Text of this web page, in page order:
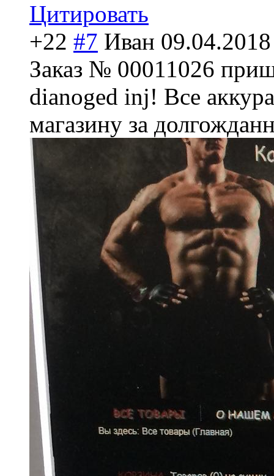
Цитировать
+22 #7 Иван
Заказ № 00011026
dianoged inj! Все
магазину за